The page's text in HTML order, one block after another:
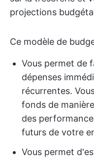
projections
Ce modèle de
Vous permet de
dépenses
récurrentes.
fonds de
des
futurs de votre
Vous permet